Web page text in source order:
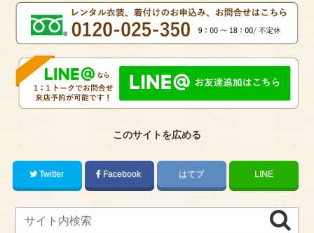
このサイトを広める
Twitter Facebook はてブ LINE